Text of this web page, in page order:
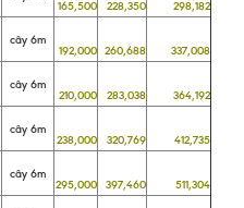
165,500 228,350 298,182
cây 6m
192,000 260,688 337,008
cây 6m
210,000 283,038 364,192
cây 6m
238,000 320,769 412,735
cây 6m
295,000 397,460 511,304